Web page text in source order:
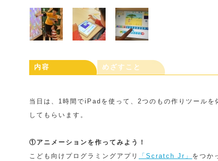
内容 めざすこと
当日は、1時間でiPadを使って、2つのもの作りツールを
してもらいます。
①アニメーションを作ってみよう！
こども向けプログラミングアプリ
「Scratch Jr」 をつか